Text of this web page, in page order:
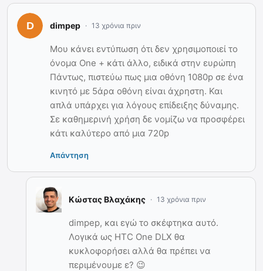
dimpep 13 χρόνια πριν
Μου κάνει εντύπωση ότι δεν χρησιμοποιεί το
όνομα One + κάτι άλλο, ειδικά στην ευρώπη
Πάντως, πιστεύω πως μια οθόνη 1080p σε ένα
κινητό με 5άρα οθόνη είναι άχρηστη. Και
απλά υπάρχει για λόγους επίδειξης δύναμης.
Σε καθημερινή χρήση δε νομίζω να προσφέρει
κάτι καλύτερο από μια 720p
Απάντηση
Κώστας Βλαχάκης 13 χρόνια πριν
dimpep, και εγώ το σκέφτηκα αυτό.
Λογικά ως HTC One DLX θα
κυκλοφορήσει αλλά θα πρέπει να
περιμένουμε ε? 😉